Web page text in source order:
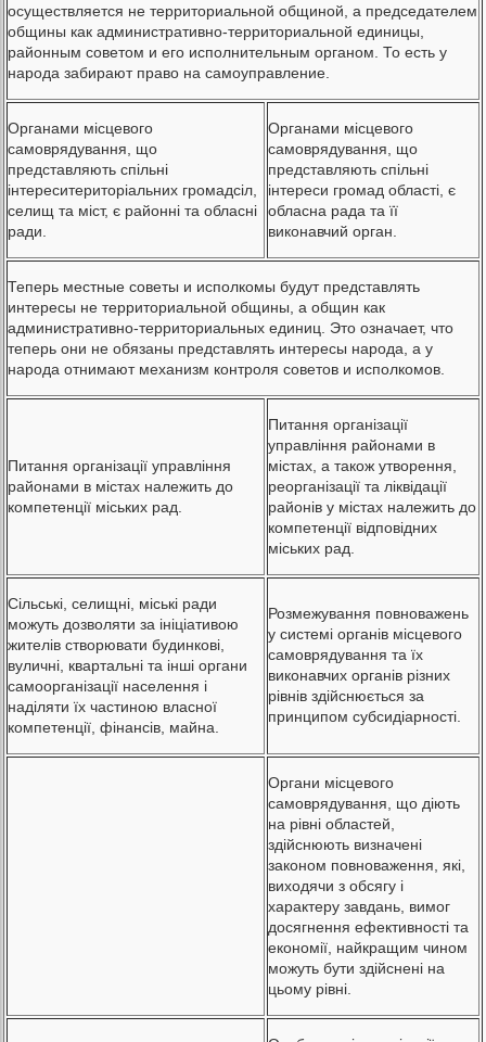
осуществляется не территориальной общиной, а председателем
общины как административно-территориальной единицы,
районным советом и его исполнительным органом. То есть у
народа забирают право на самоуправление.
Органами місцевого
самоврядування, що
представляють спільні
інтереситериторіальних громадсіл,
селищ та міст, є районні та обласні
ради.
Органами місцевого
самоврядування, що
представляють спільні
інтереси громад області, є
обласна рада та її
виконавчий орган.
Теперь местные советы и исполкомы будут представлять
интересы не территориальной общины, а общин как
административно-территориальных единиц. Это означает, что
теперь они не обязаны представлять интересы народа, а у
народа отнимают механизм контроля советов и исполкомов.
Питання організації управління
районами в містах належить до
компетенції міських рад.
Питання організації
управління районами в
містах, а також утворення,
реорганізації та ліквідації
районів у містах належить до
компетенції відповідних
міських рад.
Сільські, селищні, міські ради
можуть дозволяти за ініціативою
жителів створювати будинкові,
вуличні, квартальні та інші органи
самоорганізації населення і
наділяти їх частиною власної
компетенції, фінансів, майна.
Розмежування повноважень
у системі органів місцевого
самоврядування та їх
виконавчих органів різних
рівнів здійснюється за
принципом субсидіарності.
Органи місцевого
самоврядування, що діють
на рівні областей,
здійснюють визначені
законом повноваження, які,
виходячи з обсягу і
характеру завдань, вимог
досягнення ефективності та
економії, найкращим чином
можуть бути здійснені на
цьому рівні.